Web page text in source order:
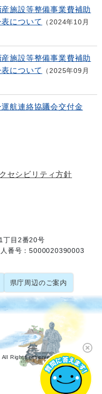
施設等整備事業費補助
について
2024年10月
施設等整備事業費補助
について
2025年09月
航連絡協議会交付金
セシビリティ方針
丁目2番20号
番号：5000020390003
県庁周辺のご案内
Rights reserved.